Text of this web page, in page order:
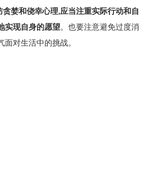
贪婪和侥幸心理,应当注重实际行动和自
实现自身的愿望。也要注意避免过度消
面对生活中的挑战。